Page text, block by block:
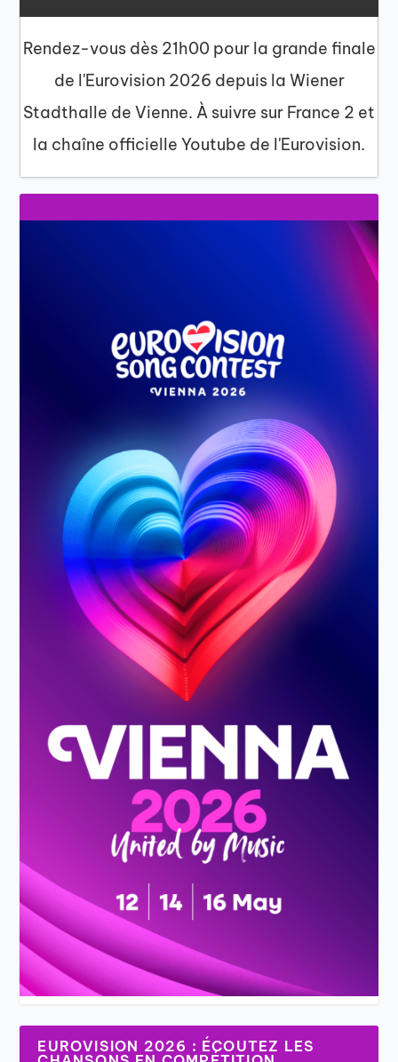
Rendez-vous dès 21h00 pour la grande finale
de l'Eurovision 2026 depuis la Wiener
Stadthalle de Vienne. À suivre sur France 2 et
la chaîne officielle Youtube de l'Eurovision.
EUROVISION 2026 : ÉCOUTEZ LES